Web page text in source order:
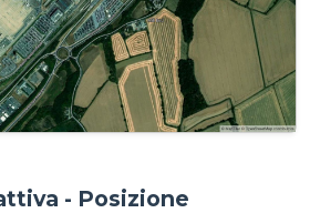
- Posizione